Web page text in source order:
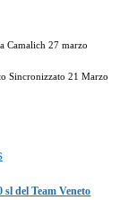
Camalich 27 marzo
Sincronizzato 21 Marzo
del Team Veneto